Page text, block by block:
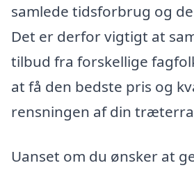
samlede tidsforbrug og
Det er derfor vigtigt at
tilbud fra forskellige
at få den bedste pris og
rensningen af din
Uanset om du ønsker at